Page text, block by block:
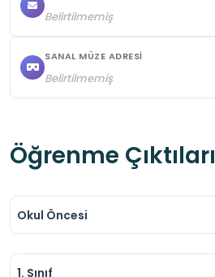
Belirtilmemiş
SANAL MÜZE ADRESI
Belirtilmemiş
Öğrenme Çıktıları
Okul Öncesi
1. Sınıf